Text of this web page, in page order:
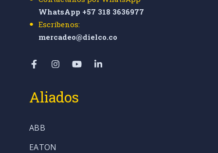
WhatsApp +57 318 3636977
Escríbenos:
mercadeo@dielco.co
Aliados
ABB
EATON